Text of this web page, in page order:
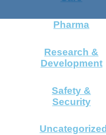
Pharma
Research &
Development
Safety &
Security
Uncategorized